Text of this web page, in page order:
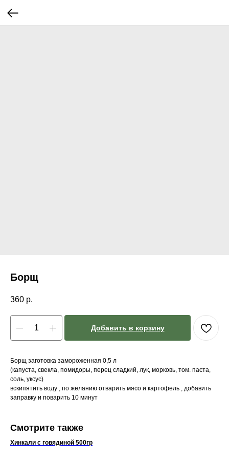
Борщ
360 р.
Добавить в корзину
Борщ заготовка замороженная 0,5 л
(капуста, свекла, помидоры, перец сладкий, лук, морковь, том. паста,
соль, уксус)
вскипятить воду , по желанию отварить мясо и картофель , добавить
заправку и поварить 10 минут
Смотрите также
Хинкали с говядиной 500гр